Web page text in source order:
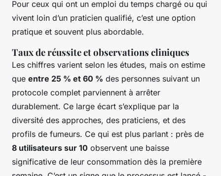
Pour ceux qui ont un emploi du temps chargé ou qui
vivent loin d’un praticien qualifié, c’est une option
pratique et souvent plus abordable.
Taux de réussite et observations cliniques
Les chiffres varient selon les études, mais on estime
que entre 25 % et 60 % des personnes suivant un
protocole complet parviennent à arrêter
durablement. Ce large écart s’explique par la
diversité des approches, des praticiens, et des
profils de fumeurs. Ce qui est plus parlant : près de
8 utilisateurs sur 10 observent une baisse
significative de leur consommation dès la première